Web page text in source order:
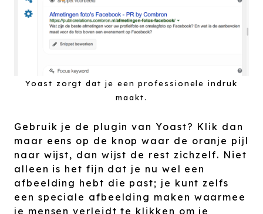
Yoast zorgt dat je een professionele indruk
maakt.
Gebruik je de plugin van Yoast? Klik dan
maar eens op de knop waar de oranje pijl
naar wijst, dan wijst de rest zichzelf. Niet
alleen is het fijn dat je nu wel een
afbeelding hebt die past; je kunt zelfs
een speciale afbeelding maken waarmee
je mensen verleidt te klikken om je